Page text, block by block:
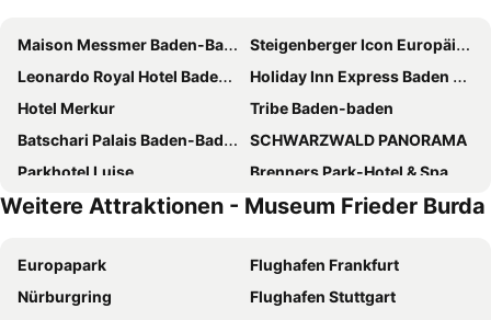
Maison Messmer Baden-Baden
Steigenberger Icon Europäischer Hof Baden-Baden
Leonardo Royal Hotel Baden-Baden
Holiday Inn Express Baden - Baden By Ihg
Hotel Merkur
Tribe Baden-baden
Batschari Palais Baden-Baden
SCHWARZWALD PANORAMA
Parkhotel Luise
Brenners Park-Hotel & Spa
B&B HOTEL Baden-Airpark
HELIOPARK Bad Hotel zum Hirsch
Hotel Quellenhof
ibis Styles Rastatt Baden-Baden
MightyTwice Hotel Achern
Hotel Löhr
Weitere Attraktionen - Museum Frieder Burda
Europapark
Flughafen Frankfurt
Nürburgring
Flughafen Stuttgart